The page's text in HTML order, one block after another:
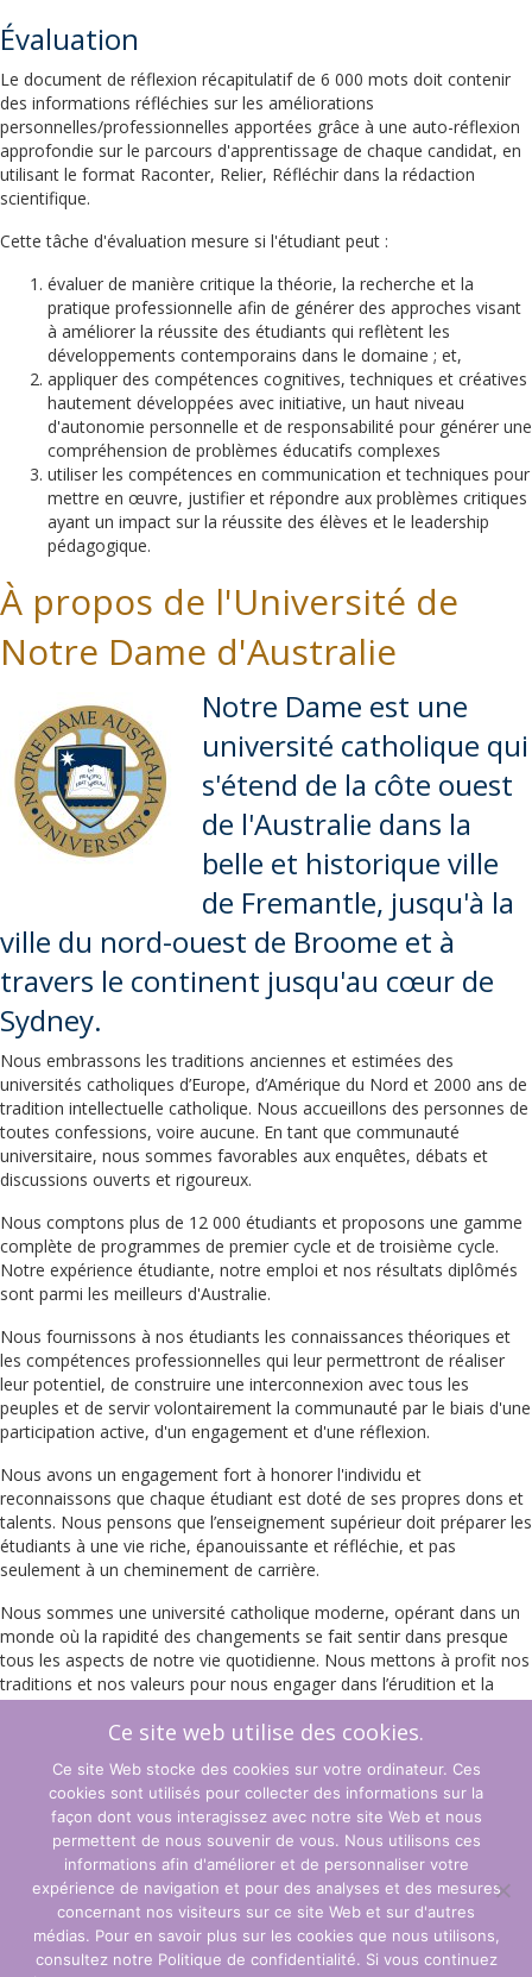
Évaluation
Le document de réflexion récapitulatif de 6 000 mots doit contenir
des informations réfléchies sur les améliorations
personnelles/professionnelles apportées grâce à une auto-réflexion
approfondie sur le parcours d'apprentissage de chaque candidat, en
utilisant le format Raconter, Relier, Réfléchir dans la rédaction
scientifique.
Cette tâche d'évaluation mesure si l'étudiant peut :
évaluer de manière critique la théorie, la recherche et la
pratique professionnelle afin de générer des approches visant
à améliorer la réussite des étudiants qui reflètent les
développements contemporains dans le domaine ; et,
appliquer des compétences cognitives, techniques et créatives
hautement développées avec initiative, un haut niveau
d'autonomie personnelle et de responsabilité pour générer une
compréhension de problèmes éducatifs complexes
utiliser les compétences en communication et techniques pour
mettre en œuvre, justifier et répondre aux problèmes critiques
ayant un impact sur la réussite des élèves et le leadership
pédagogique.
À propos de l'Université de
Notre Dame d'Australie
Notre Dame est une
université catholique qui
s'étend de la côte ouest
de l'Australie dans la
belle et historique ville
de Fremantle, jusqu'à la
ville du nord-ouest de Broome et à
travers le continent jusqu'au cœur de
Sydney.
Nous embrassons les traditions anciennes et estimées des
universités catholiques d’Europe, d’Amérique du Nord et 2000 ans de
tradition intellectuelle catholique. Nous accueillons des personnes de
toutes confessions, voire aucune. En tant que communauté
universitaire, nous sommes favorables aux enquêtes, débats et
discussions ouverts et rigoureux.
Nous comptons plus de 12 000 étudiants et proposons une gamme
complète de programmes de premier cycle et de troisième cycle.
Notre expérience étudiante, notre emploi et nos résultats diplômés
sont parmi les meilleurs d'Australie.
Nous fournissons à nos étudiants les connaissances théoriques et
les compétences professionnelles qui leur permettront de réaliser
leur potentiel, de construire une interconnexion avec tous les
peuples et de servir volontairement la communauté par le biais d'une
participation active, d'un engagement et d'une réflexion.
Nous avons un engagement fort à honorer l'individu et
reconnaissons que chaque étudiant est doté de ses propres dons et
talents. Nous pensons que l’enseignement supérieur doit préparer les
étudiants à une vie riche, épanouissante et réfléchie, et pas
seulement à un cheminement de carrière.
Nous sommes une université catholique moderne, opérant dans un
monde où la rapidité des changements se fait sentir dans presque
tous les aspects de notre vie quotidienne. Nous mettons à profit nos
traditions et nos valeurs pour nous engager dans l’érudition et la
recherche, pour faire face aux développements et aux défis du
monde moderne, pour servir le bien commun et pour aider tous nos
et attendons.
En savoir plus sur l'École d'éducation de l'UNDAici
S'inscrire maintenant
Termes et conditions
politique de confidentialité
Ce site web utilise des cookies.
Ce site Web stocke des cookies sur votre ordinateur. Ces
cookies sont utilisés pour collecter des informations sur la
façon dont vous interagissez avec notre site Web et nous
permettent de nous souvenir de vous. Nous utilisons ces
informations afin d'améliorer et de personnaliser votre
expérience de navigation et pour des analyses et des mesures
concernant nos visiteurs sur ce site Web et sur d'autres
médias. Pour en savoir plus sur les cookies que nous utilisons,
consultez notre Politique de confidentialité. Si vous continuez